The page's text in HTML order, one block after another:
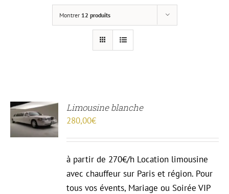
Montrer 12 produits
Limousine blanche
280,00€
à partir de 270€/h Location limousine
avec chauffeur sur Paris et région. Pour
tous vos évents, Mariage ou Soirée VIP